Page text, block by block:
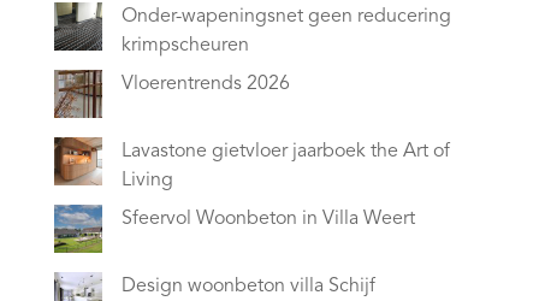
Onder-wapeningsnet geen reducering
krimpscheuren
Vloerentrends 2026
Lavastone gietvloer jaarboek the Art of
Living
Sfeervol Woonbeton in Villa Weert
Design woonbeton villa Schijf